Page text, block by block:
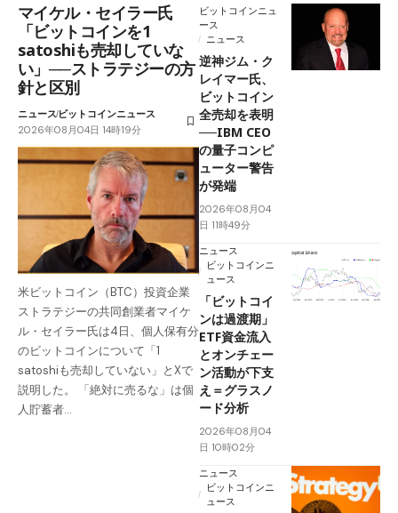
マイケル・セイラー氏
「ビットコインを1
satoshiも売却していな
い」──ストラテジーの方
針と区別
ニュースビットコインニュース
2026年08月04日 14時19分
米ビットコイン（BTC）投資企業
ストラテジーの共同創業者マイケ
ル・セイラー氏は4日、個人保有分
のビットコインについて「1
satoshiも売却していない」とXで
説明した。 「絶対に売るな」は個
人貯蓄者…
ビットコインニュ
ース
ニュース
逆神ジム・ク
レイマー氏、
ビットコイン
全売却を表明
──IBM CEO
の量子コンピ
ューター警告
が発端
2026年08月04
日 11時49分
ニュース
ビットコインニ
ュース
「ビットコイ
ンは過渡期」
ETF資金流入
とオンチェー
ン活動が下支
え＝グラスノ
ード分析
2026年08月04
日 10時02分
ニュース
ビットコインニ
ュース